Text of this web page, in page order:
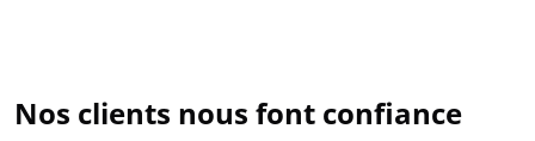
Nos clients nous font confiance